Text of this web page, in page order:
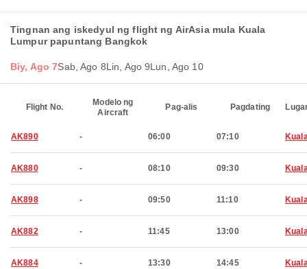
Tingnan ang iskedyul ng flight ng AirAsia mula Kuala
Lumpur papuntang Bangkok
Biy, Ago 7Sab, Ago 8Lin, Ago 9Lun, Ago 10
Flight No.
Modelo ng
Aircraft
Pag-alis Pagdating
AK890 - 06:00 07:10
AK880 - 08:10 09:30
AK898 - 09:50 11:10
AK882 - 11:45 13:00
AK884 - 13:30 14:45